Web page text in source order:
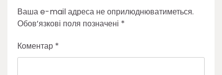
Ваша e-mail адреса не оприлюднюватиметься.
Обов’язкові поля позначені *
Коментар *